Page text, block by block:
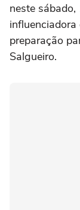
neste
preparação
Salgueiro.